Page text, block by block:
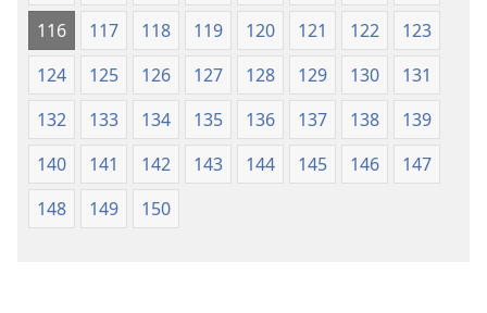
116
117 118 119 120 121 122
123
124
125 126 127 128 129 130
131
132
133 134 135 136 137 138
139
140
141 142 143 144 145 146
147
148
149 150